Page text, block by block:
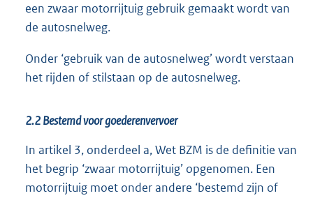
een zwaar motorrijtuig gebruik gemaakt wordt van
de autosnelweg.
Onder ‘gebruik van de autosnelweg’ wordt verstaan
het rijden of stilstaan op de autosnelweg.
2.2 Bestemd voor goederenvervoer
In artikel 3, onderdeel a, Wet BZM is de definitie van
het begrip ‘zwaar motorrijtuig’ opgenomen. Een
motorrijtuig moet onder andere ‘bestemd zijn of